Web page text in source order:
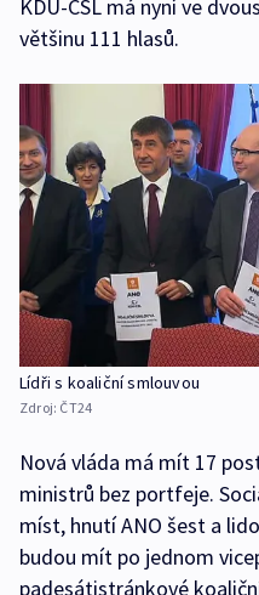
KDU-ČSL má nyní ve
většinu 111 hlasů.
Lídři s koaliční smlouvou
Zdroj: ČT24
Nová vláda má mít 17
ministrů bez portfeje.
míst, hnutí ANO šest a
budou mít po jednom
padesátistránkové